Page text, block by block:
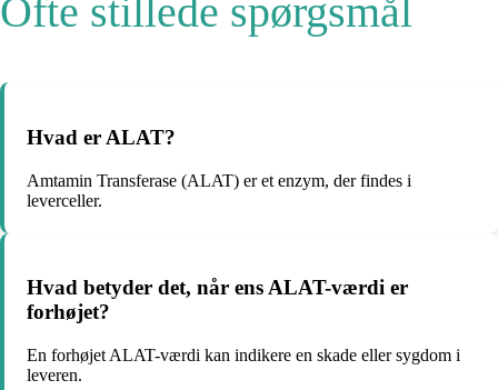
Ofte stillede spørgsmål
Hvad er ALAT?
Amtamin Transferase (ALAT) er et enzym, der findes i
leverceller.
Hvad betyder det, når ens ALAT-værdi er
forhøjet?
En forhøjet ALAT-værdi kan indikere en skade eller sygdom i
leveren.